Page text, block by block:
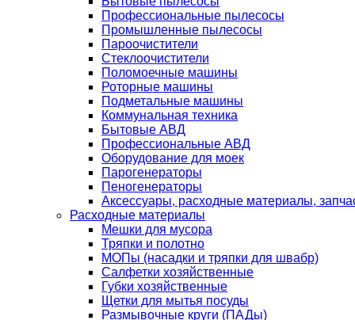
Профессиональные пылесосы
Промышленные пылесосы
Пароочистители
Стеклоочистители
Поломоечные машины
Роторные машины
Подметальные машины
Коммунальная техника
Бытовые АВД
Профессиональные АВД
Оборудование для моек
Парогенераторы
Пеногенераторы
Аксессуары, расходные материалы,
Расходные материалы
Мешки для мусора
Тряпки и полотно
МОПы (насадки и тряпки для швабр)
Салфетки хозяйственные
Губки хозяйственные
Щетки для мытья посуды
Размывочные круги (ПАДы)